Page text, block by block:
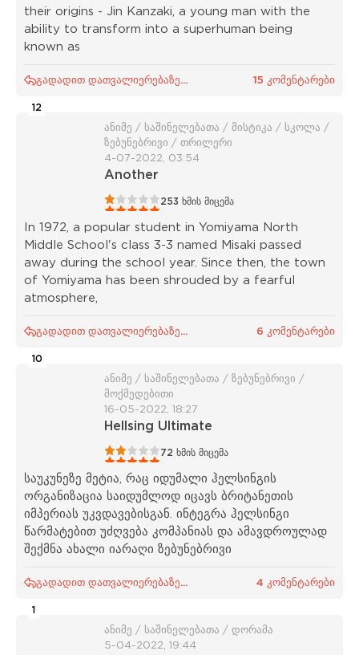
their origins - Jin Kanzaki, a young man with the
ability to transform into a superhuman being
known as
გადადით დათვალიერებაზე... 15 კომენტარები
12
ანიმე / საშინელებათა / მისტიკა / სკოლა /
ზებუნებრივი / თრილერი
4-07-2022, 03:54
Another
253 ხმის მიცემა
In 1972, a popular student in Yomiyama North
Middle School's class 3-3 named Misaki passed
away during the school year. Since then, the town
of Yomiyama has been shrouded by a fearful
atmosphere,
გადადით დათვალიერებაზე... 6 კომენტარები
10
ანიმე / საშინელებათა / ზებუნებრივი /
მოქმედებითი
16-05-2022, 18:27
Hellsing Ultimate
72 ხმის მიცემა
საუკუნეზე მეტია, რაც იდუმალი ჰელსინგის
ორგანიზაცია საიდუმლოდ იცავს ბრიტანეთის
იმპერიას უკვდავებისგან. ინტეგრა ჰელსინგი
წარმატებით უძღვება კომპანიას და ამავდროულად
შექმნა ახალი იარაღი ზებუნებრივი
გადადით დათვალიერებაზე... 4 კომენტარები
1
ანიმე / საშინელებათა / დორამა
5-04-2022, 19:44